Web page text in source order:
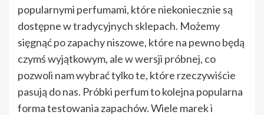
popularnymi perfumami, które niekoniecznie są
dostępne w tradycyjnych sklepach. Możemy
sięgnąć po zapachy niszowe, które na pewno będą
czymś wyjątkowym, ale w wersji próbnej, co
pozwoli nam wybrać tylko te, które rzeczywiście
pasują do nas. Próbki perfum to kolejna popularna
forma testowania zapachów. Wiele marek i